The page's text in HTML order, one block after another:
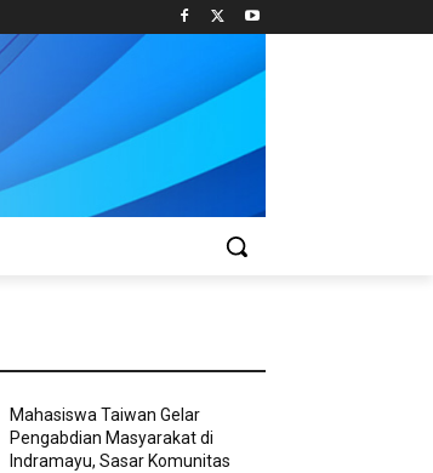
Mahasiswa Taiwan Gelar
Pengabdian Masyarakat di
Indramayu, Sasar Komunitas